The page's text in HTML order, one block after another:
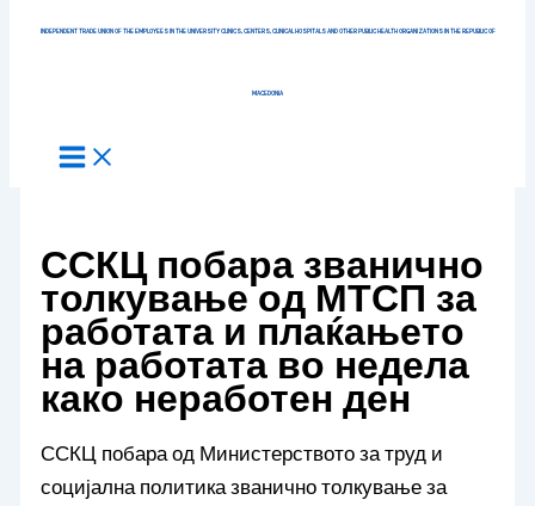
INDEPENDENT TRADE UNION OF THE EMPLOYEES IN THE UNIVERSITY CLINICS, CENTERS, CLINICAL HOSPITALS AND OTHER PUBLIC HEALTH ORGANIZATIONS IN THE REPUBLIC OF
MACEDONIA
ССКЦ побара званично
толкување од МТСП за
работата и плаќањето
на работата во недела
како неработен ден
ССКЦ побара од Министерството за труд и
социјална политика званично толкување за